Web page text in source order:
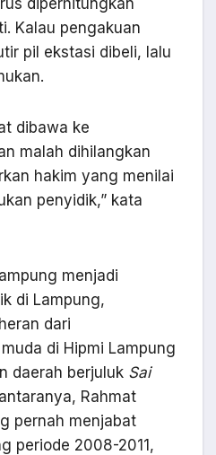
Kalau pengakuan
pil ekstasi dibeli, lalu
dibawa ke
malah dihilangkan
hakim yang menilai
penyidik,” kata
menjadi
di Lampung,
dari
di Hipmi Lampung
daerah berjuluk Sai
Rahmat
pernah menjabat
periode 2008-2011,